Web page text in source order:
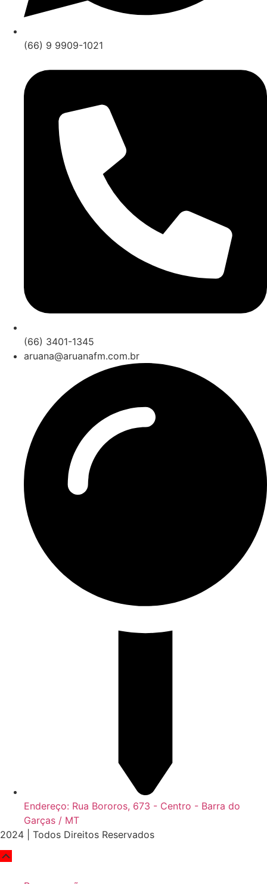
(66) 9 9909-1021
(66) 3401-1345
aruana@aruanafm.com.br
Endereço: Rua Bororos, 673 - Centro - Barra do
Garças / MT
2024 | Todos Direitos Reservados